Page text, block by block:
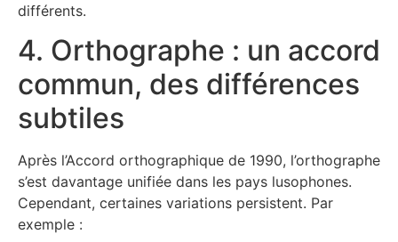
différents.
4. Orthographe : un accord
commun, des différences
subtiles
Après l’Accord orthographique de 1990, l’orthographe
s’est davantage unifiée dans les pays lusophones.
Cependant, certaines variations persistent. Par
exemple :